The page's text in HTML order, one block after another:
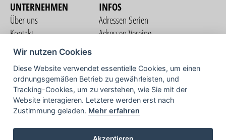
UNTERNEHMEN
Über uns
Kontakt
Nutzungsbedingungen
Datenschutzerklärung
Impressum
INFOS
Adressen Serien
Adressen Vereine
COMMUNITY
TV
Wir nutzen Cookies
Diese Website verwendet essentielle Cookies, um einen
ordnungsgemäßen Betrieb zu gewährleisten, und
Tracking-Cookies, um zu verstehen, wie Sie mit der
Website interagieren. Letztere werden erst nach
Zustimmung geladen. Mehr erfahren